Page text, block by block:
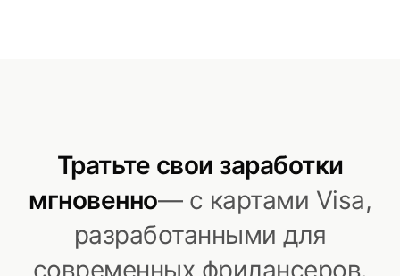
Тратьте свои заработки
мгновенно— с картами Visa,
разработанными для
современных фрилансеров.